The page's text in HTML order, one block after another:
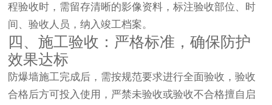
程验收时，需留存清晰的影像资料，标注验收部位、时
间、验收人员，纳入竣工档案。
四、施工验收：严格标准，确保防护
效果达标
防爆墙施工完成后，需按规范要求进行全面验收，验收
合格后方可投入使用，严禁未验收或验收不合格擅自启